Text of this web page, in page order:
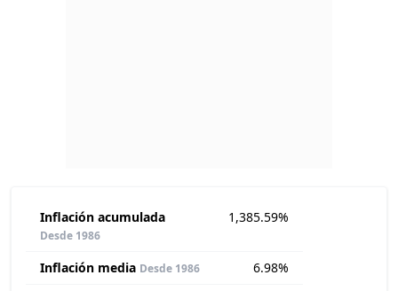
Inflación acumulada
Desde 1986
1,385.59%
Inflación media Desde 1986
6.98%